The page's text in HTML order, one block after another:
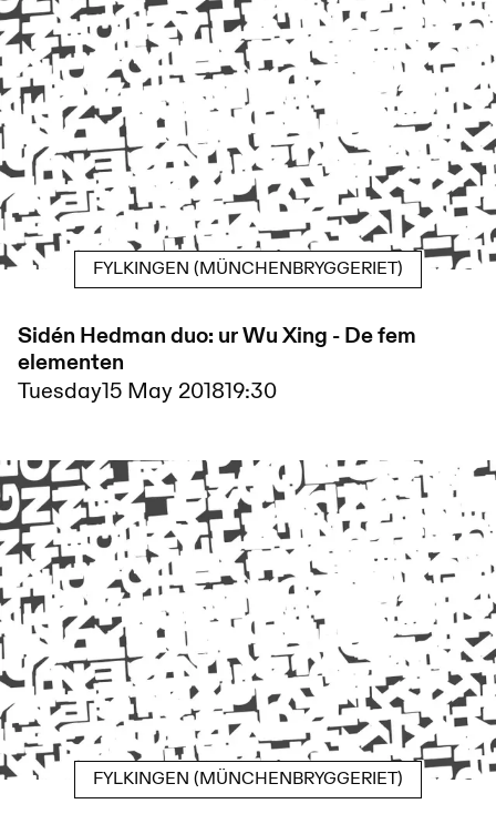
FYLKINGEN (MÜNCHENBRYGGERIET)
Sidén Hedman duo: ur Wu Xing - De fem
elementen
Tuesday15 May 201819:30
FYLKINGEN (MÜNCHENBRYGGERIET)